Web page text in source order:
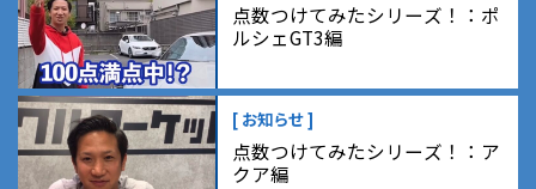
点数つけてみたシリーズ！：ポ
ルシェGT3編
[ お知らせ ]
点数つけてみたシリーズ！：ア
クア編